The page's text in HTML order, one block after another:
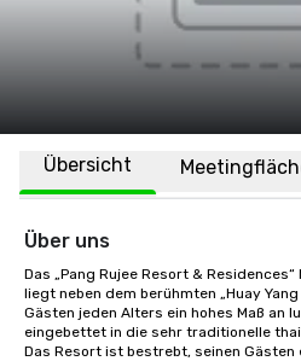
Übersicht
Über uns
Das „Pang Rujee Resort &
liegt neben dem berühmten „Huay
Gästen jeden Alters ein hohes Maß an
eingebettet in die sehr traditionelle
Das Resort ist bestrebt, seinen Gästen